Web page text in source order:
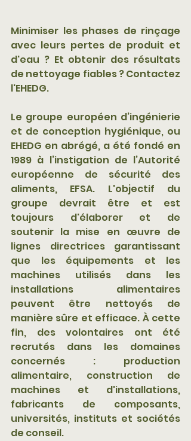
Minimiser les phases de rinçage
avec leurs pertes de produit et
d'eau ? Et obtenir des résultats
de nettoyage fiables ? Contactez
l'EHEDG.
Le groupe européen d’ingénierie
et de conception hygiénique, ou
EHEDG en abrégé, a été fondé en
1989 à l’instigation de l’Autorité
européenne de sécurité des
aliments, EFSA. L'objectif du
groupe devrait être et est
toujours d'élaborer et de
soutenir la mise en œuvre de
lignes directrices garantissant
que les équipements et les
machines utilisés dans les
installations alimentaires
peuvent être nettoyés de
manière sûre et efficace. À cette
fin, des volontaires ont été
recrutés dans les domaines
concernés : production
alimentaire, construction de
machines et d'installations,
fabricants de composants,
universités, instituts et sociétés
de conseil.